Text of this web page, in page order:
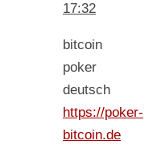
17:32
bitcoin
poker
deutsch
https://poker-
bitcoin.de